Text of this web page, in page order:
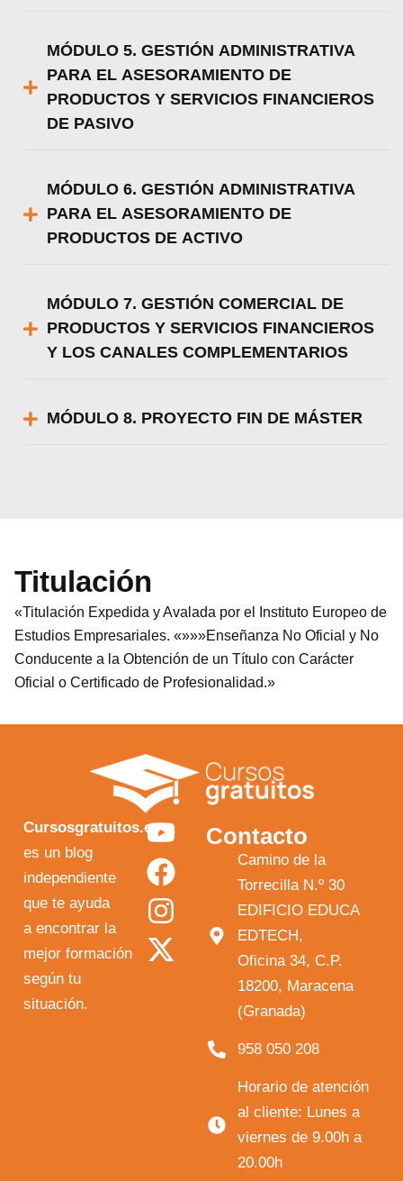
MÓDULO 5. GESTIÓN ADMINISTRATIVA
PARA EL ASESORAMIENTO DE
PRODUCTOS Y SERVICIOS FINANCIEROS
DE PASIVO
MÓDULO 6. GESTIÓN ADMINISTRATIVA
PARA EL ASESORAMIENTO DE
PRODUCTOS DE ACTIVO
MÓDULO 7. GESTIÓN COMERCIAL DE
PRODUCTOS Y SERVICIOS FINANCIEROS
Y LOS CANALES COMPLEMENTARIOS
MÓDULO 8. PROYECTO FIN DE MÁSTER
Titulación
«Titulación Expedida y Avalada por el Instituto Europeo de
Estudios Empresariales. «»»»Enseñanza No Oficial y No
Conducente a la Obtención de un Título con Carácter
Oficial o Certificado de Profesionalidad.»
Cursosgratuitos.es
es un blog
independiente
que te ayuda
a encontrar la
mejor formación
según tu
situación.
Y
o
u
t
u
F
a
c
e
b
I
n
s
t
a
X
-
t
w
i
Contacto
Camino de la
Torrecilla N.º 30
EDIFICIO EDUCA
EDTECH,
Oficina 34, C.P.
18200, Maracena
(Granada)
958 050 208
Horario de atención
al cliente: Lunes a
viernes de 9.00h a
20.00h